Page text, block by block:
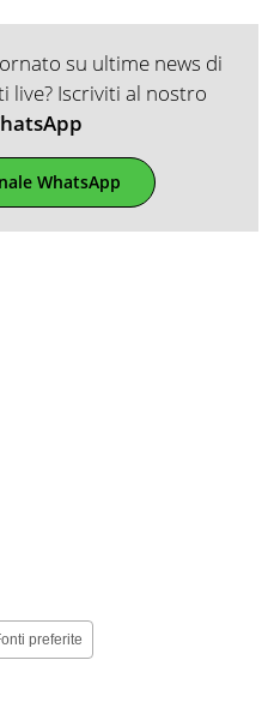
su ultime news di
live? Iscriviti al nostro
WhatsApp
preferite